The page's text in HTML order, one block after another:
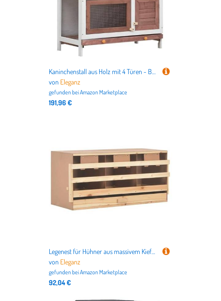
Kaninchenstall aus Holz mit 4 Türen - Braun - Robust & Sicher für Kleintiere wie Kaninchen oder Meerschweinchen - Ideal für Innen- und Außenbereich - Platzsparend & Leicht zu Reinigen
von Eleganz
gefunden beiAmazon Marketplace
191,96 €
Legenest für Hühner aus massivem Kiefernholz & Sperrholz | 3 Fächer 96x40x45 cm | Robust & langlebig für artgerechte Tierhaltung | Praktische Einstreu-Lösung für den Hühnerstall
von Eleganz
gefunden beiAmazon Marketplace
92,04 €